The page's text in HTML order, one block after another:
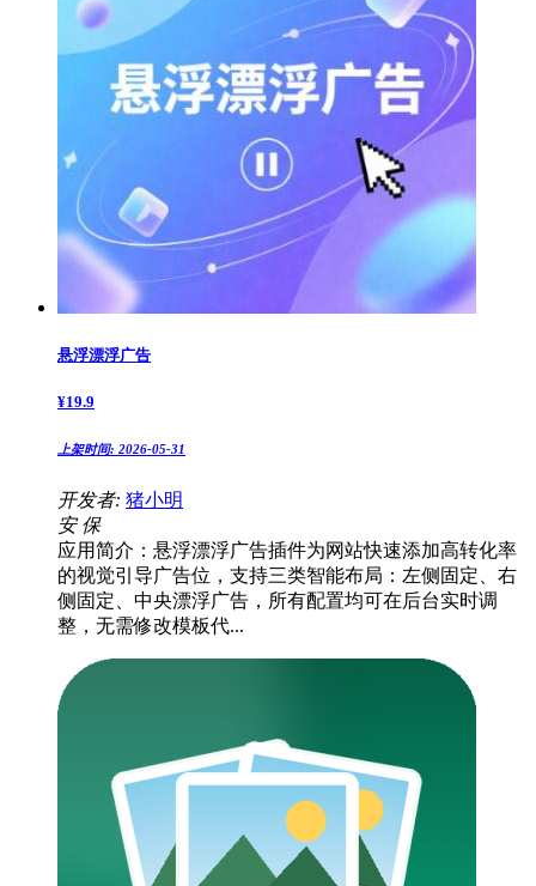
悬浮漂浮广告
¥19.9
上架时间: 2026-05-31
开发者: 猪小明
安 保
应用简介：悬浮漂浮广告插件为网站快速添加高转化率
的视觉引导广告位，支持三类智能布局：左侧固定、右
侧固定、中央漂浮广告，所有配置均可在后台实时调
整，无需修改模板代...